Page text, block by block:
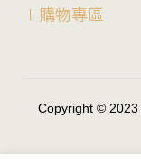
∣購物專區
Copyright © 2023